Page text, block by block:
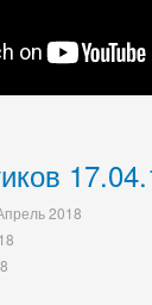
2018